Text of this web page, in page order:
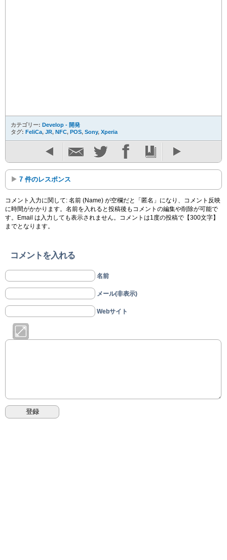
カテゴリー: Develop - 開発
タグ: FeliCa, JR, NFC, POS, Sony, Xperia
7 件のレスポンス
コメント入力に関して: 名前 (Name) が空欄だと「匿名」になり、コメント反映
に時間がかかります。名前を入れると投稿後もコメントの編集や削除が可能で
す。Email は入力しても表示されません。コメントは1度の投稿で【300文字】
までとなります。
コメントを入れる
名前
メール(非表示)
Webサイト